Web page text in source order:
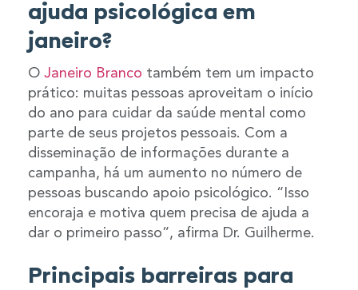
ajuda psicológica em
janeiro?
O Janeiro Branco também tem um impacto
prático: muitas pessoas aproveitam o início
do ano para cuidar da saúde mental como
parte de seus projetos pessoais. Com a
disseminação de informações durante a
campanha, há um aumento no número de
pessoas buscando apoio psicológico. “Isso
encoraja e motiva quem precisa de ajuda a
dar o primeiro passo”, afirma Dr. Guilherme.
Principais barreiras para